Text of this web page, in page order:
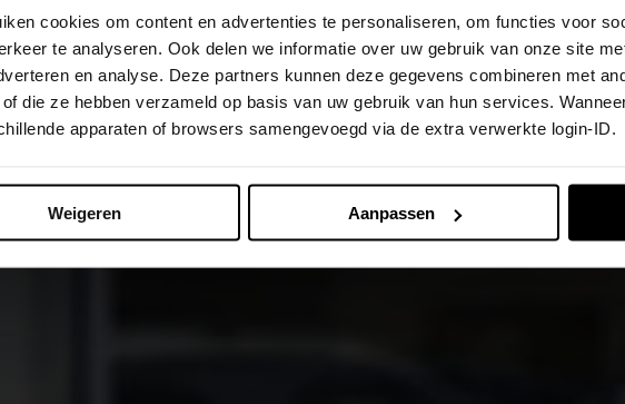
cookies om content en advertenties te personaliseren, om functies voor
te analyseren. Ook delen we informatie over uw gebruik van onze site
en analyse. Deze partners kunnen deze gegevens combineren met
die ze hebben verzameld op basis van uw gebruik van hun services.
apparaten of browsers samengevoegd via de extra verwerkte login-ID.
Weigeren Aanpassen